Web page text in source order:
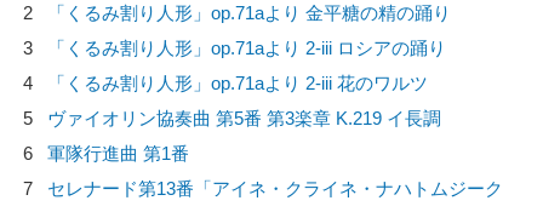
2
「くるみ割り人形」op.71aより 金平糖の精の踊り
3
「くるみ割り人形」op.71aより 2-iii ロシアの踊り
4
「くるみ割り人形」op.71aより 2-iii 花のワルツ
5
ヴァイオリン協奏曲 第5番 第3楽章 K.219 イ長調
6
軍隊行進曲 第1番
7
セレナード第13番「アイネ・クライネ・ナハトムジーク